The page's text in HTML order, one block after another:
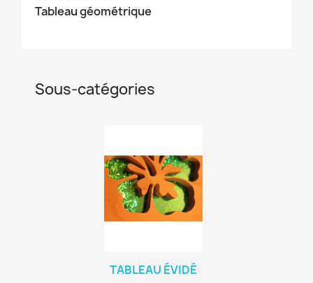
Tableau géométrique
Sous-catégories
TABLEAU ÉVIDÉ